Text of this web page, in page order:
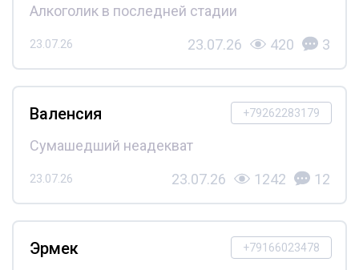
Алкоголик в последней стадии
23.07.26 23.07.26 420 3
+79262283179
Валенсия
Сумашедший неадекват
23.07.26 23.07.26 1242 12
+79166023478
Эрмек